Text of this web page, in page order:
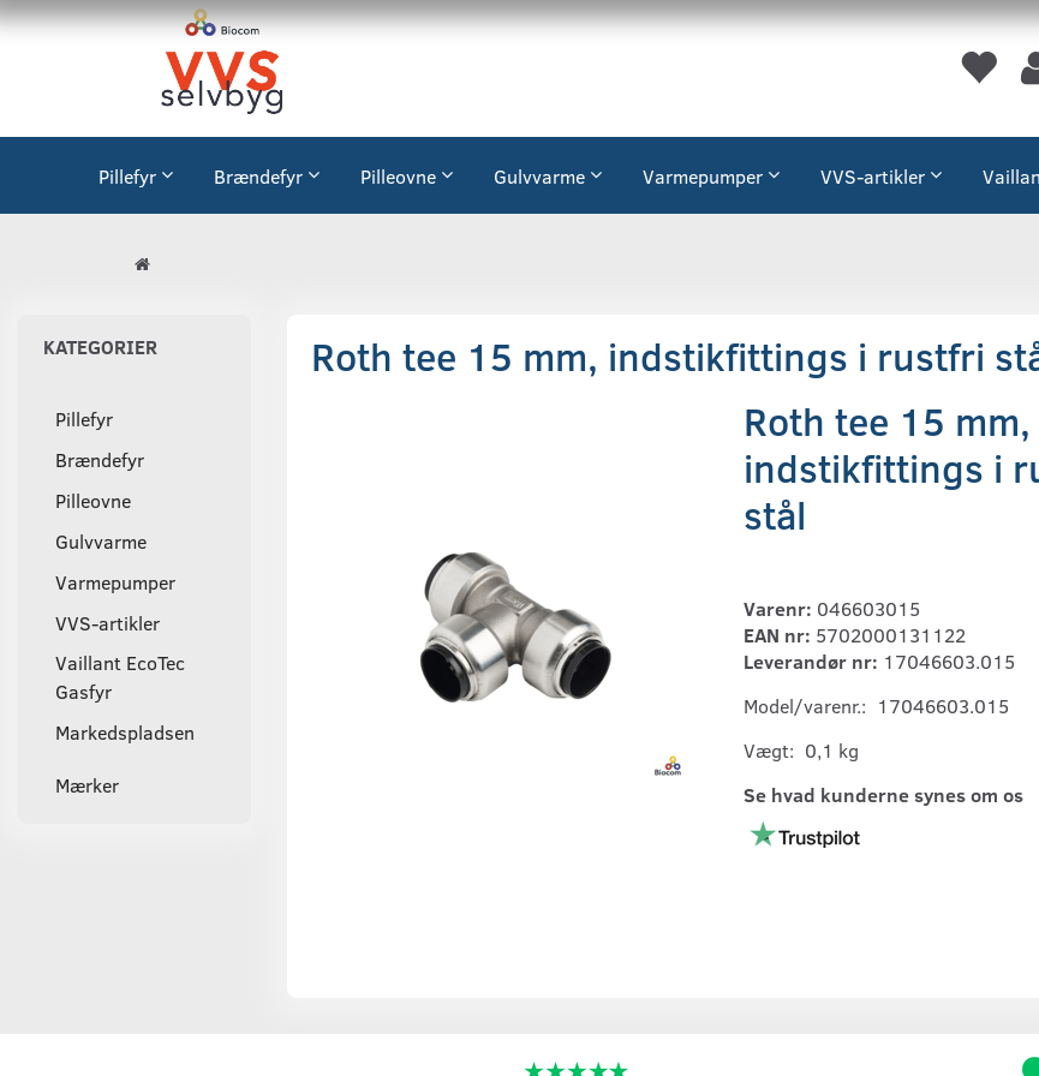
Pillefyr Brændefyr Pilleovne Gulvvarme Varmepumper VVS-artikler
KATEGORIER
Pillefyr
Brændefyr
Pilleovne
Gulvvarme
Varmepumper
VVS-artikler
Vaillant EcoTec
Gasfyr
Markedspladsen
Mærker
Roth tee 15 mm, indstikfittings i rustfri
Roth tee 15 mm,
indstikfittings i
stål
Varenr: 046603015
EAN nr: 5702000131122
Leverandør nr: 17046603.015
Model/varenr.: 17046603.015
Vægt: 0,1 kg
Se hvad kunderne synes om os